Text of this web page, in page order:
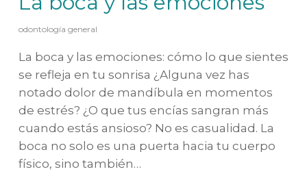
odontología general
La boca y las emociones: cómo lo que sientes
se refleja en tu sonrisa ¿Alguna vez has
notado dolor de mandíbula en momentos
de estrés? ¿O que tus encías sangran más
cuando estás ansioso? No es casualidad. La
boca no solo es una puerta hacia tu cuerpo
físico, sino también…